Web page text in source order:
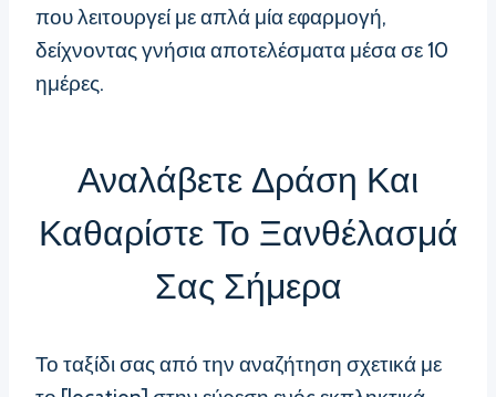
που λειτουργεί με απλά μία εφαρμογή,
δείχνοντας γνήσια αποτελέσματα μέσα σε 10
ημέρες.
Αναλάβετε Δράση Και
Καθαρίστε Το Ξανθέλασμά
Σας Σήμερα
Το ταξίδι σας από την αναζήτηση σχετικά με